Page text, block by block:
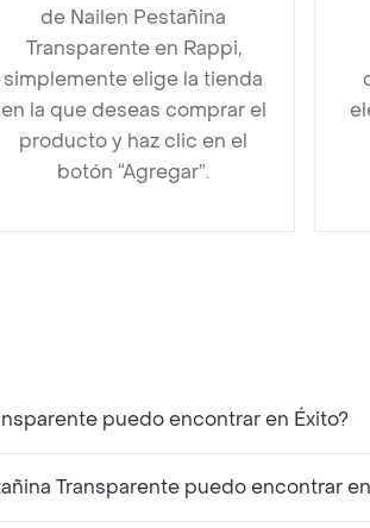
de Nailen Pestañina
Transparente en Rappi,
simplemente elige la tienda
en la que deseas comprar el
producto y haz clic en el
botón “Agregar”.
¿Qué productos similares a Nailen Pestañina Transparente puedo encontrar en Éxito?
¿Qué productos complementarios a Nailen Pestañina Transparente